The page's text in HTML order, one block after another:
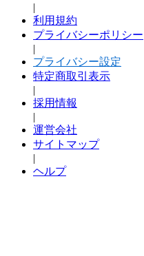
|
利用規約
プライバシーポリシー
|
プライバシー設定
特定商取引表示
|
採用情報
|
運営会社
サイトマップ
|
ヘルプ